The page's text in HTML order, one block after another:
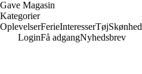
Gave Magasin
Kategorier
OplevelserFerieInteresserTøjSkønhed
LoginFå adgangNyhedsbrev